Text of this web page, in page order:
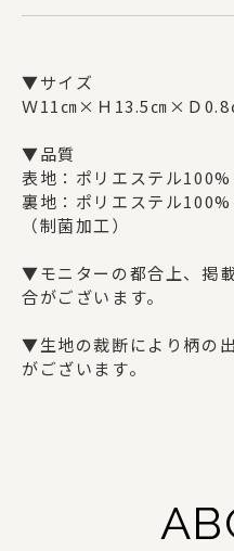
西栄について
商品一覧
▼サイズ
Ｗ11㎝×Ｈ13.5㎝×Ｄ0.8
▼品質
表地：ポリエステル100%
裏地：ポリエステル100%
（制菌加工）
▼モニターの都合上、掲
合がございます。
▼生地の裁断により柄の
がございます。